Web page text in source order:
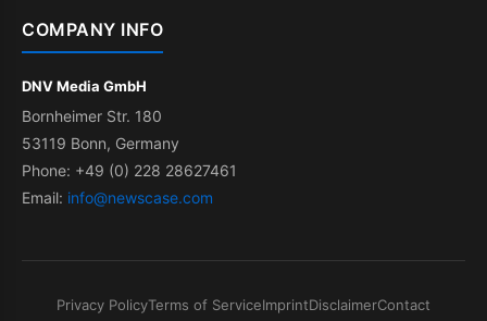
COMPANY INFO
DNV Media GmbH
Bornheimer Str. 180
53119 Bonn, Germany
Phone: +49 (0) 228 28627461
Email: info@newscase.com
Privacy PolicyTerms of ServiceImprintDisclaimerContact